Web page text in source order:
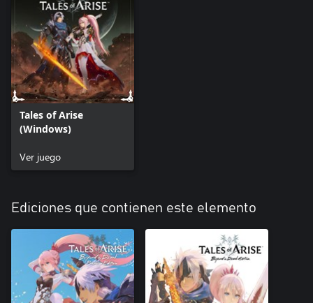
Tales of Arise
(Windows)
Ver juego
Ediciones que contienen este elemento